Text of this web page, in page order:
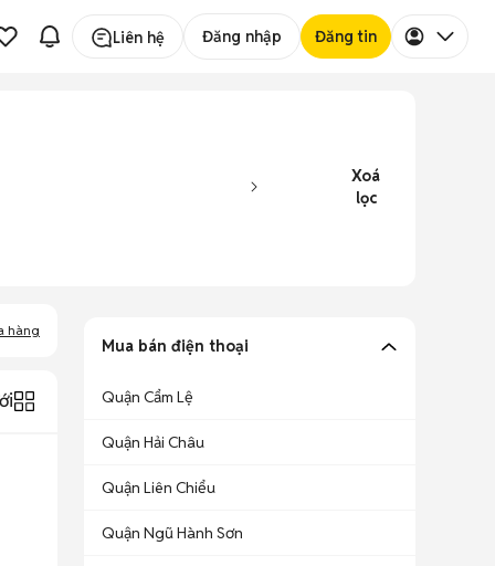
Liên hệ Đăng nhập Đăng tin
Xoá
lọc
hàng
Mua bán điện thoại
Quận Cẩm Lệ
Quận Hải Châu
Quận Liên Chiểu
Quận Ngũ Hành Sơn